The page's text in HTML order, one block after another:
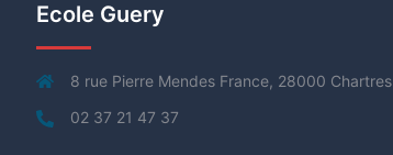
Ecole Guery
8 rue Pierre Mendes France, 28000 Chartres
02 37 21 47 37